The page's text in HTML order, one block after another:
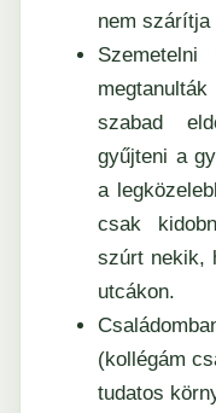
nem szárítja
szabad
gyűjteni a
a
csak
szúrt nekik,
utcákon.
(kollégám
tudatos